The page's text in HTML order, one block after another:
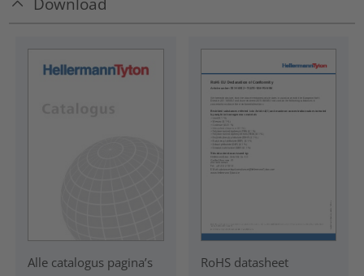
Alle catalogus pagina’s RoHS datasheet